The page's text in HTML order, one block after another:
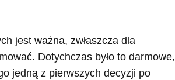
jest ważna, zwłaszcza dla
Dotychczas było to darmowe,
jedną z pierwszych decyzji po